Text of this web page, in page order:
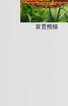
富贵熊猫